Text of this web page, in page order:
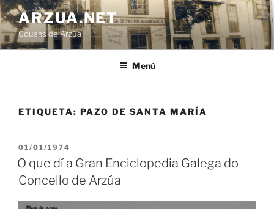
Ir
o
contido
ARZUA.NET
Cousas de Arzúa
Menú
ETIQUETA: PAZO DE SANTA MARÍA
PUBLICADO
EN
01/01/1974
O que dí a Gran Enciclopedia Galega do
Concello de Arzúa